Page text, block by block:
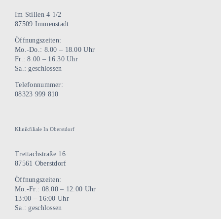
Im Stillen 4 1/2
87509 Immenstadt
Öffnungszeiten:
Mo.-Do.: 8.00 – 18.00 Uhr
Fr.: 8.00 – 16.30 Uhr
Sa.: geschlossen
Telefonnummer:
08323 999 810
Klinikfiliale In Oberstdorf
Trettachstraße 16
87561 Oberstdorf
Öffnungszeiten:
Mo.-Fr.: 08.00 – 12.00 Uhr
13:00 – 16:00 Uhr
Sa.: geschlossen